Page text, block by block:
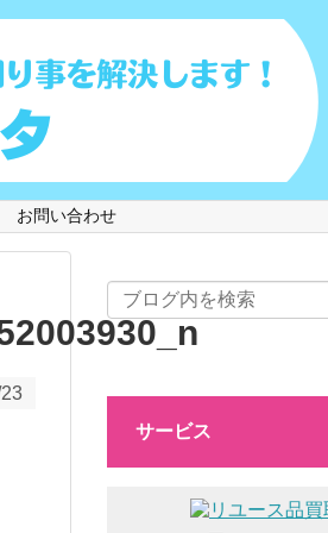
お問い合わせ
サービス